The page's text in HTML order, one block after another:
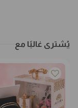
يُشترى غالبًا مع